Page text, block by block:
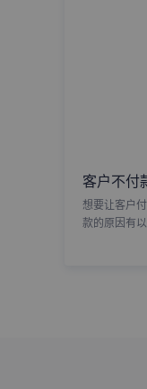
客户不付
想要让客户
款的原因有